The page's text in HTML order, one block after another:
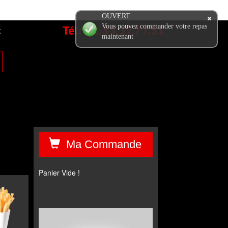
Tél:02.35.27.77.51
Ma Commande
Panier Vide !
OUVERT
Vous pouvez commander votre repas
maintenant